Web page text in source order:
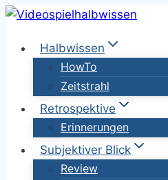
Zum
springenHalbwissen
HowTo
Zeitstrahl
Retrospektive
Erinnerungen
Subjektiver Blick
Review